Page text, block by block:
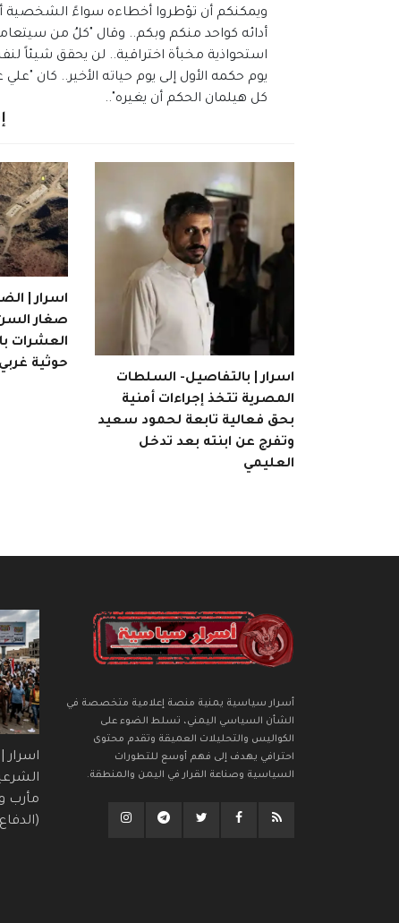
ويمكنكم أن تؤطروا أخطاءه سواءً الشخصية أو
أدائه كواحد منكم وبكم.. وقال "كلُ من
استحواذية مخبأة اختراقية.. لن يحقق شيئاً
يوم حكمه الأول إلى يوم حياته الأخير.. كان
كل هيلمان الحكم أن يغيره"..
اسرار | بالتفاصيل- السلطات
المصرية تتخذ إجراءات أمنية
بحق فعالية تابعة لحمود سعيد
وتفرج عن ابنته بعد تدخل
العليمي
اسرار |
صغار
العشرات
حوثية
أسرار سياسية يمنية منصة إعلامية متخصصة في
الشأن السياسي اليمني، تسلط الضوء على
الكواليس والتحليلات العميقة وتقدم محتوى
احترافي يهدف إلى فهم أوسع للتطورات
السياسية وصناعة القرار في اليمن والمنطقة.
مأرب